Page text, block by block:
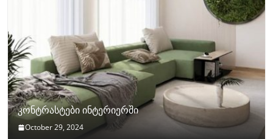
კონტრასტები ინტერიერში
October 29, 2024